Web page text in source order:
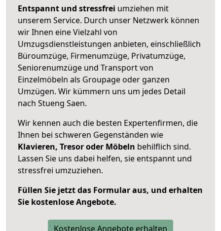
Entspannt und stressfrei umziehen mit
unserem Service. Durch unser Netzwerk können
wir Ihnen eine Vielzahl von
Umzugsdienstleistungen anbieten, einschließlich
Büroumzüge, Firmenumzüge, Privatumzüge,
Seniorenumzüge und Transport von
Einzelmöbeln als Groupage oder ganzen
Umzügen. Wir kümmern uns um jedes Detail
nach Stueng Saen.
Wir kennen auch die besten Expertenfirmen, die
Ihnen bei schweren Gegenständen wie
Klavieren, Tresor oder Möbeln behilflich sind.
Lassen Sie uns dabei helfen, sie entspannt und
stressfrei umzuziehen.
Füllen Sie jetzt das Formular aus, und erhalten
Sie kostenlose Angebote.
Kostenlose Angebote erhalten